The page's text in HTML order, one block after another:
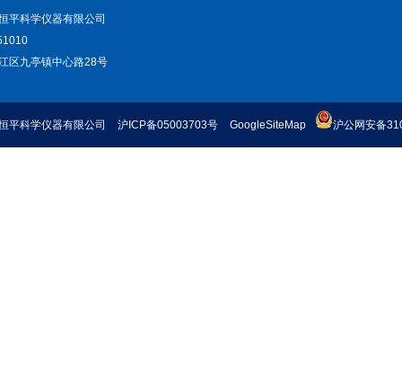
平科学仪器有限公司
区九亭镇中心路28号
平科学仪器有限公司 沪ICP备05003703号 GoogleSiteMap 沪公网安备